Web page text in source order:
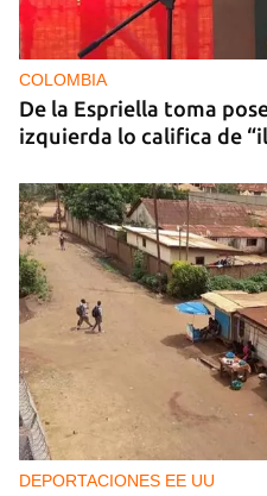
COLOMBIA
De la Espriella toma
izquierda lo califica de
DEPORTACIONES EE UU